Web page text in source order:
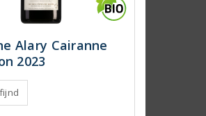
Alary Cairanne
2023